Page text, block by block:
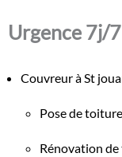
Urgence 7j/7
Couvreur à St
Pose de
Rénovation